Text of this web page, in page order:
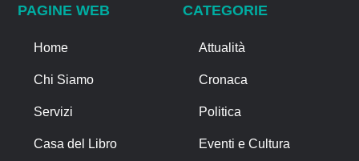
PAGINE WEB
Home
Chi Siamo
Servizi
Casa del Libro
CATEGORIE
Attualità
Cronaca
Politica
Eventi e Cultura